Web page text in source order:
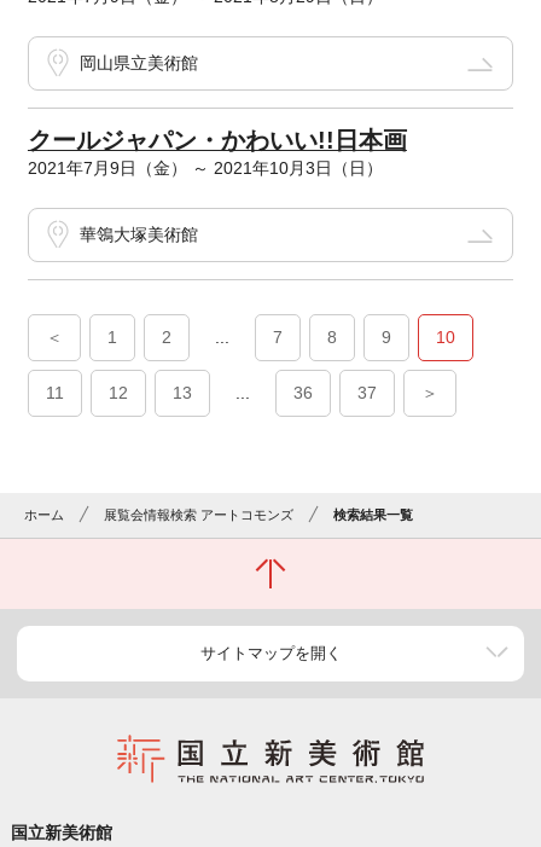
岡山県立美術館
クールジャパン・かわいい!!日本画
2021年7月9日（金） ～ 2021年10月3日（日）
華鴒大塚美術館
＜ 1 2 7 8 9 10
11 12 13 36 37 ＞
ホーム 展覧会情報検索 アートコモンズ 検索結果一覧
サイトマップを開く
国立新美術館